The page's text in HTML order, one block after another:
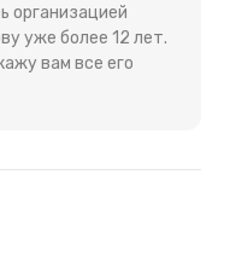
организацией
уже более 12 лет.
вам все его